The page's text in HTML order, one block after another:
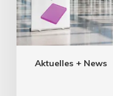
Aktuelles + News